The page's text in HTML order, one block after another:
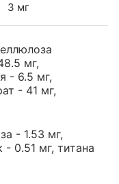
3 мг
мг,
- 6.5 мг,
- 41 мг,
- 1.53 мг,
0.51 мг, титана